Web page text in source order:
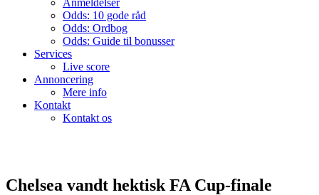
Odds: 10 gode råd
Odds: Ordbog
Odds: Guide til bonusser
Services
Live score
Annoncering
Mere info
Kontakt
Kontakt os
Chelsea vandt hektisk FA Cup-finale